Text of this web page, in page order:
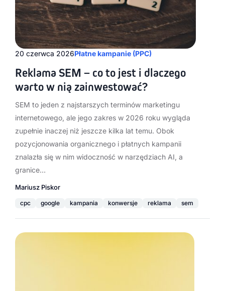
20 czerwca 2026Płatne kampanie (PPC)
Reklama SEM – co to jest i dlaczego
warto w nią zainwestować?
SEM to jeden z najstarszych terminów marketingu
internetowego, ale jego zakres w 2026 roku wygląda
zupełnie inaczej niż jeszcze kilka lat temu. Obok
pozycjonowania organicznego i płatnych kampanii
znalazła się w nim widoczność w narzędziach AI, a
granice…
Mariusz Piskor
cpc google kampania konwersje reklama sem